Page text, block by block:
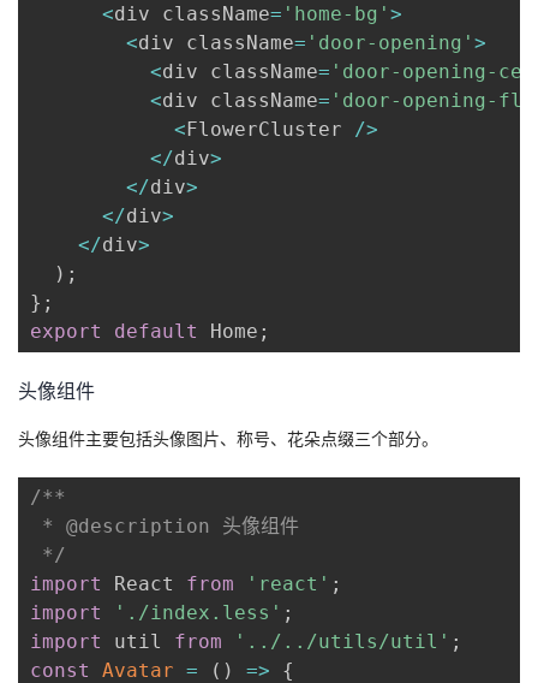
<div className= 'home-bg' >
<div className= 'door-opening' >
<div className= 'door-opening-
<div className= 'door-opening-
<FlowerCluster />
</div>
</div>
</div>
</div>
) ;
} ;
export
default Home ;
头像组件
头像组件主要包括头像图片、称号、花朵点缀三个部分。
/**
* @description 头像组件
*/
import
React from 'react' ;
import
'./index.less' ;
import
util from '../../utils/util' ;
const
Avatar = ( ) =>
{